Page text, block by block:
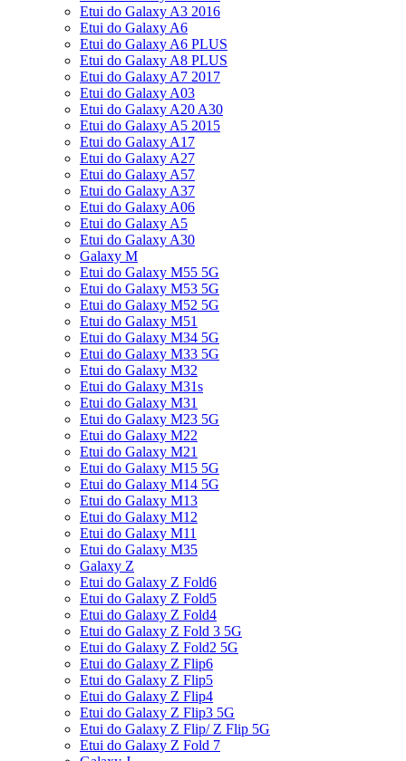
Etui do Galaxy A3 2016
Etui do Galaxy A6
Etui do Galaxy A6 PLUS
Etui do Galaxy A8 PLUS
Etui do Galaxy A7 2017
Etui do Galaxy A03
Etui do Galaxy A20 A30
Etui do Galaxy A5 2015
Etui do Galaxy A17
Etui do Galaxy A27
Etui do Galaxy A57
Etui do Galaxy A37
Etui do Galaxy A06
Etui do Galaxy A5
Etui do Galaxy A30
Galaxy M
Etui do Galaxy M55 5G
Etui do Galaxy M53 5G
Etui do Galaxy M52 5G
Etui do Galaxy M51
Etui do Galaxy M34 5G
Etui do Galaxy M33 5G
Etui do Galaxy M32
Etui do Galaxy M31s
Etui do Galaxy M31
Etui do Galaxy M23 5G
Etui do Galaxy M22
Etui do Galaxy M21
Etui do Galaxy M15 5G
Etui do Galaxy M14 5G
Etui do Galaxy M13
Etui do Galaxy M12
Etui do Galaxy M11
Etui do Galaxy M35
Galaxy Z
Etui do Galaxy Z Fold6
Etui do Galaxy Z Fold5
Etui do Galaxy Z Fold4
Etui do Galaxy Z Fold 3 5G
Etui do Galaxy Z Fold2 5G
Etui do Galaxy Z Flip6
Etui do Galaxy Z Flip5
Etui do Galaxy Z Flip4
Etui do Galaxy Z Flip3 5G
Etui do Galaxy Z Flip/ Z Flip 5G
Etui do Galaxy Z Fold 7